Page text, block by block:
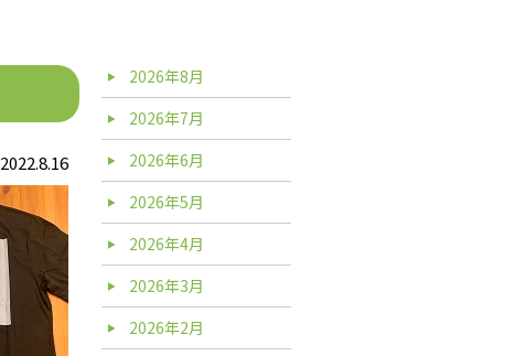
2022.8.16
2026年8月
2026年7月
2026年6月
2026年5月
2026年4月
2026年3月
2026年2月